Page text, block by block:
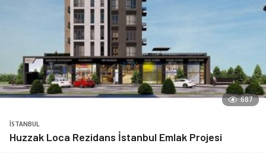
687
İSTANBUL
Huzzak Loca Rezidans İstanbul Emlak Projesi